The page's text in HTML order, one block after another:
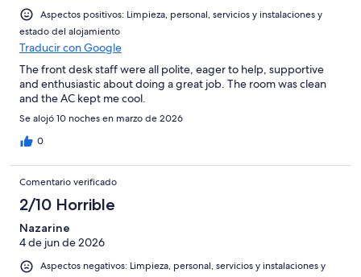
Aspectos positivos: Limpieza, personal, servicios y instalaciones y
estado del alojamiento
Traducir con Google
The front desk staff were all polite, eager to help, supportive
and enthusiastic about doing a great job. The room was clean
and the AC kept me cool.
Se alojó 10 noches en marzo de 2026
0
Comentario verificado
2/10 Horrible
Nazarine
4 de jun de 2026
Aspectos negativos: Limpieza, personal, servicios y instalaciones y